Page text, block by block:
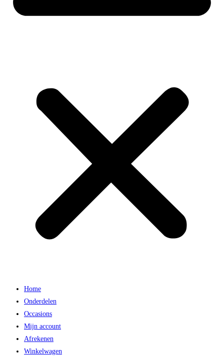
Home
Onderdelen
Occasions
Mijn account
Afrekenen
Winkelwagen